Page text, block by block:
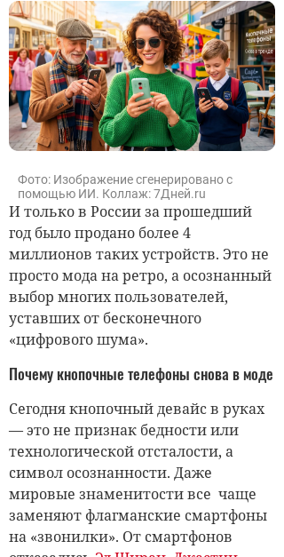
Фото: Изображение сгенерировано с
помощью ИИ. Коллаж: 7Дней.ru
И только в России за прошедший
год было продано более 4
миллионов таких устройств. Это не
просто мода на ретро, а осознанный
выбор многих пользователей,
уставших от бесконечного
«цифрового шума».
Почему кнопочные телефоны снова в моде
Сегодня кнопочный девайс в руках
— это не признак бедности или
технологической отсталости, а
символ осознанности. Даже
мировые знаменитости все чаще
заменяют флагманские смартфоны
на «звонилки». От смартфонов